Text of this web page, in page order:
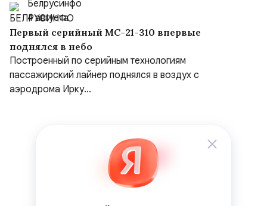
Белрусинфо
4 августа
Первый серийный МС-21-310 впервые
поднялся в небо
Построенный по серийным технологиям
пассажирский лайнер поднялся в воздух с
аэродрома Ирку...